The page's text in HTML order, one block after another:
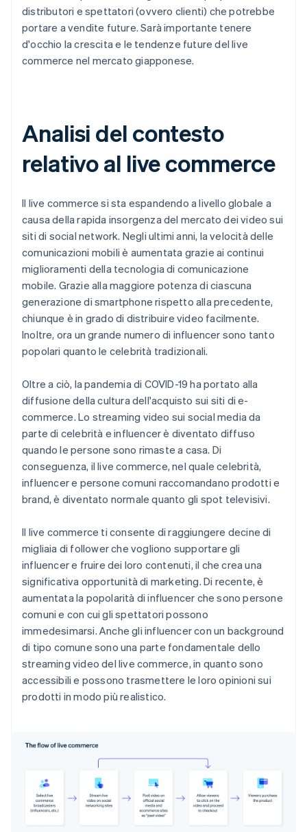
distributori e spettatori (ovvero clienti) che potrebbe
portare a vendite future. Sarà importante tenere
d'occhio la crescita e le tendenze future del live
commerce nel mercato giapponese.
Analisi del contesto
relativo al live commerce
Il live commerce si sta espandendo a livello globale a
causa della rapida insorgenza del mercato dei video sui
siti di social network. Negli ultimi anni, la velocità delle
comunicazioni mobili è aumentata grazie ai continui
miglioramenti della tecnologia di comunicazione
mobile. Grazie alla maggiore potenza di ciascuna
generazione di smartphone rispetto alla precedente,
chiunque è in grado di distribuire video facilmente.
Inoltre, ora un grande numero di influencer sono tanto
popolari quanto le celebrità tradizionali.
Oltre a ciò, la pandemia di COVID-19 ha portato alla
diffusione della cultura dell'acquisto sui siti di e-
commerce. Lo streaming video sui social media da
parte di celebrità e influencer è diventato diffuso
quando le persone sono rimaste a casa. Di
conseguenza, il live commerce, nel quale celebrità,
influencer e persone comuni raccomandano prodotti e
brand, è diventato normale quanto gli spot televisivi.
Il live commerce ti consente di raggiungere decine di
migliaia di follower che vogliono supportare gli
influencer e fruire dei loro contenuti, il che crea una
significativa opportunità di marketing. Di recente, è
aumentata la popolarità di influencer che sono persone
comuni e con cui gli spettatori possono
immedesimarsi. Anche gli influencer con un background
di tipo comune sono una parte fondamentale dello
streaming video del live commerce, in quanto sono
accessibili e possono trasmettere le loro opinioni sui
prodotti in modo più realistico.